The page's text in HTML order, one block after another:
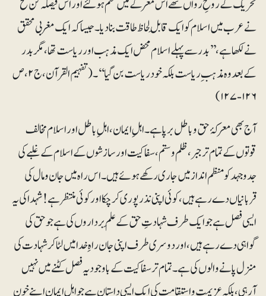
تحریک کے روحِ رواں تھے اس معرکے میں ختم ہوگئے اور اس فیصلہ کن فتح
نے عرب میں اسلام کو ایک قابلِ لحاظ طاقت بنا دیا۔ جیساکہ ایک مغربی محقق
نے لکھا ہے، ’’بدر سے پہلے اسلام محض ایک مذہب اور ریاست تھا، مگر بدر
کے بعدوہ مذہب ِ ریاست بلکہ خود ریاست بن گیا‘‘۔ (تفہیم القرآن، ج۲،ص
۱۲۶-۱۲۷)
آج بھی معرکۂ حق و باطل برپا ہے۔ اہلِ ایمان، اہلِ باطل اور اسلام مخالف
قوتوں کے تمام تر جبر، ظلم و ستم، سفاکیت اور سازشوں کے اسلام کے غلبے کی
جدوجہد کو منظم انداز میں جاری رکھے ہوئے ہیں۔ اس راہ میں جان و مال کی
قربانیاں دے رہے ہیں، کوئی اپنی نذر پوری کرچکا اور کوئی منتظر ہے! شہدا کی یہ
ایسی فصل ہے جو ایک طرف شہادتِ حق کے علَم برداروں کی ہے جو حق کی
گواہی دے رہے ہیں، اور دوسری طرف اپنی جان راہِ خدا میں لٹاکر شہادت کی
منزل پانے والوں کی ہے۔ تمام تر سفاکیت کے باوجود یہ فصل کٹنے میں نہیں
آرہی، بلکہ عزیمت و استقامت کی ایک ایسی داستان ہے جو اہلِ ایمان اپنے خون